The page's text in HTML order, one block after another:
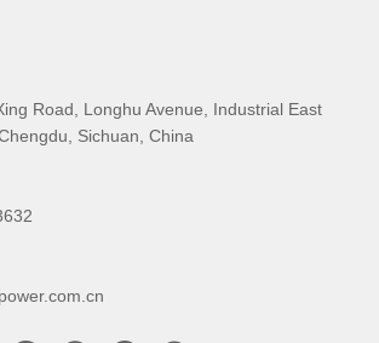
Road, Longhu Avenue, Industrial East
Sichuan, China